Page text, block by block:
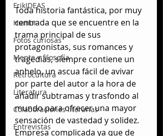
FrikIDEAS
Humor
Fotos curiosas
Mente y filosofía
Retrocultura
Literatura
Colaboraciones literarias
Entrevistas
Toda historia fantástica, por muy
centrada que se encuentre en la
trama principal de sus
protagonistas, sus romances y
tragedias, siempre contiene un
anhelo, un ascua fácil de avivar
por parte del autor a la hora de
añadir subtramas y trasfondo al
mundo para ofrecer una mayor
sensación de vastedad y solidez.
Empresa complicada ya que de